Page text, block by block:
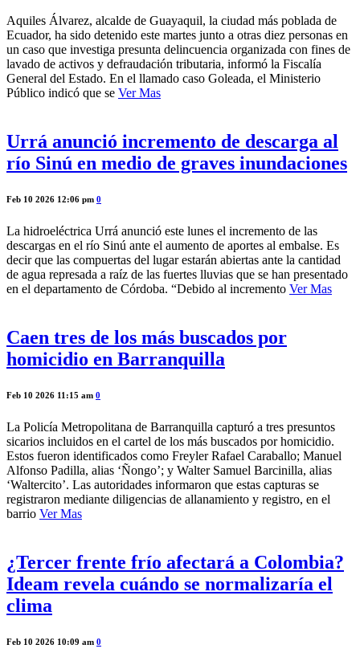
Aquiles Álvarez, alcalde de Guayaquil, la ciudad más poblada de
Ecuador, ha sido detenido este martes junto a otras diez personas en
un caso que investiga presunta delincuencia organizada con fines de
lavado de activos y defraudación tributaria, informó la Fiscalía
General del Estado. En el llamado caso Goleada, el Ministerio
Público indicó que se Ver Mas
Urrá anunció incremento de descarga al
río Sinú en medio de graves inundaciones
Feb 10 2026 12:06 pm 0
La hidroeléctrica Urrá anunció este lunes el incremento de las
descargas en el río Sinú ante el aumento de aportes al embalse. Es
decir que las compuertas del lugar estarán abiertas ante la cantidad
de agua represada a raíz de las fuertes lluvias que se han presentado
en el departamento de Córdoba. “Debido al incremento Ver Mas
Caen tres de los más buscados por
homicidio en Barranquilla
Feb 10 2026 11:15 am 0
La Policía Metropolitana de Barranquilla capturó a tres presuntos
sicarios incluidos en el cartel de los más buscados por homicidio.
Estos fueron identificados como Freyler Rafael Caraballo; Manuel
Alfonso Padilla, alias ‘Ñongo’; y Walter Samuel Barcinilla, alias
‘Waltercito’. Las autoridades informaron que estas capturas se
registraron mediante diligencias de allanamiento y registro, en el
barrio Ver Mas
¿Tercer frente frío afectará a Colombia?
Ideam revela cuándo se normalizaría el
clima
Feb 10 2026 10:09 am 0